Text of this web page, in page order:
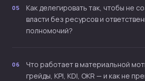
05
Как делегировать так, чтобы не
власти без ресурсов и
полномочий?
06
Что работает в материальной
грейды, KPI, KDI, OKR — и как не